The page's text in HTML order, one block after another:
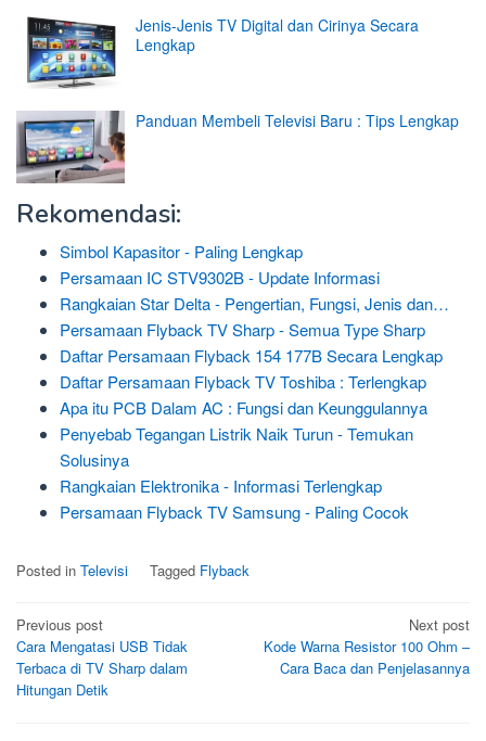
Jenis-Jenis TV Digital dan Cirinya Secara
Lengkap
Panduan Membeli Televisi Baru : Tips Lengkap
Rekomendasi:
Simbol Kapasitor - Paling Lengkap
Persamaan IC STV9302B - Update Informasi
Rangkaian Star Delta - Pengertian, Fungsi, Jenis dan…
Persamaan Flyback TV Sharp - Semua Type Sharp
Daftar Persamaan Flyback 154 177B Secara Lengkap
Daftar Persamaan Flyback TV Toshiba : Terlengkap
Apa itu PCB Dalam AC : Fungsi dan Keunggulannya
Penyebab Tegangan Listrik Naik Turun - Temukan
Solusinya
Rangkaian Elektronika - Informasi Terlengkap
Persamaan Flyback TV Samsung - Paling Cocok
Posted in Televisi Tagged Flyback
Post
navigation
Previous post
Cara Mengatasi USB Tidak
Terbaca di TV Sharp dalam
Hitungan Detik
Next post
Kode Warna Resistor 100 Ohm –
Cara Baca dan Penjelasannya